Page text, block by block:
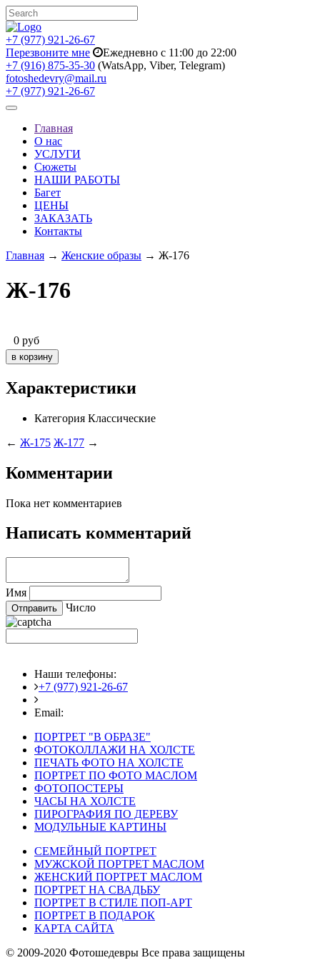
+7 (977) 921-26-67
Перезвоните мне
Ежедневно с 11:00 до 22:00
+7 (916) 875-35-30 (WatsApp, Viber, Telegram)
fotoshedevry@mail.ru
+7 (977) 921-26-67
Toggle
navigationГлавная
О нас
УСЛУГИ
Сюжеты
НАШИ РАБОТЫ
Багет
ЦЕНЫ
ЗАКАЗАТЬ
Контакты
Главная → Женские образы → Ж-176
Ж-176
0 руб
Характеристики
Категория Классические
← Ж-175 Ж-177 →
Комментарии
Пока нет комментариев
Написать комментарий
Имя
Число
Наши телефоны:
+7 (977) 921-26-67
Email:
ПОРТРЕТ "В ОБРАЗЕ"
ФОТОКОЛЛАЖИ НА ХОЛСТЕ
ПЕЧАТЬ ФОТО НА ХОЛСТЕ
ПОРТРЕТ ПО ФОТО МАСЛОМ
ФОТОПОСТЕРЫ
ЧАСЫ НА ХОЛСТЕ
ПИРОГРАФИЯ ПО ДЕРЕВУ
МОДУЛЬНЫЕ КАРТИНЫ
СЕМЕЙНЫЙ ПОРТРЕТ
МУЖСКОЙ ПОРТРЕТ МАСЛОМ
ЖЕНСКИЙ ПОРТРЕТ МАСЛОМ
ПОРТРЕТ НА СВАДЬБУ
ПОРТРЕТ В СТИЛЕ ПОП-АРТ
ПОРТРЕТ В ПОДАРОК
КАРТА САЙТА
© 2009-2020 Фотошедевры Все права защищены